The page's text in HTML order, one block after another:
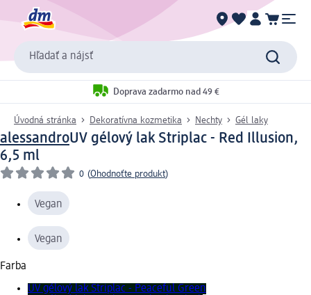
Hľadať a nájsť
Doprava zadarmo nad 49 €
Úvodná stránka Dekoratívna kozmetika Nechty Gél laky
alessandroUV gélový lak Striplac - Red Illusion,
6,5 ml
0 (Ohodnoťte produkt)
Vegan
Vegan
Farba
UV gélový lak Striplac - Peaceful Green